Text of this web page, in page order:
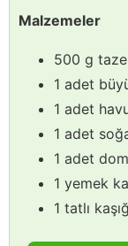
Malzemeler
500 g
1 adet
1 adet
1 adet
1 adet
1 yemek
1 tatlı